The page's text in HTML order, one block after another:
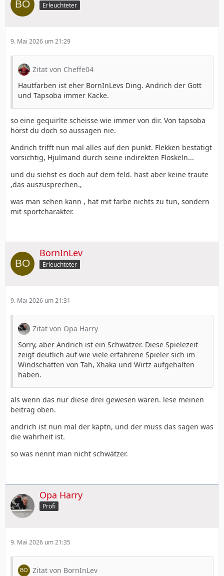
Erleuchteter
9. Mai 2026 um 21:29
Zitat von Cheffe04
Hautfarben ist eher BornInLevs Ding. Andrich der Gott
und Tapsoba immer Kacke.
so eine gequirlte scheisse wie immer von dir. Von tapsoba
hörst du doch so aussagen nie.
Andrich trifft nun mal alles auf den punkt. Flekken bestätigt
vorsichtig, Hjulmand durch seine indirekten Floskeln...
und du siehst es doch auf dem feld. hast aber keine traute
,das auszusprechen.,
was man sehen kann , hat mit farbe nichts zu tun, sondern
mit sportcharakter.
BornInLev
Erleuchteter
9. Mai 2026 um 21:31
Zitat von Opa Harry
Sorry, aber Andrich ist ein Schwätzer. Diese Spielezeit
zeigt deutlich auf wie viele erfahrene Spieler sich im
Windschatten von Tah, Xhaka und Wirtz aufgehalten
haben.
als wenn das nur diese drei gewesen wären. lese meinen
beitrag oben.
andrich ist nun mal der käptn, und der muss das sagen was
die wahrheit ist.
so was nennt man nicht schwätzer.
Opa Harry
Profi
9. Mai 2026 um 21:35
Zitat von BornInLev